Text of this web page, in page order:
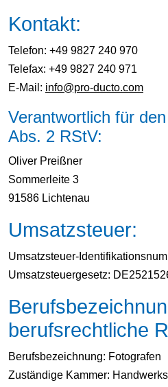
Kontakt:
Telefon: +49 9827 240 970
Telefax: +49 9827 240 971
E-Mail: info@pro-ducto.com
Verantwortlich für
Abs. 2 RStV:
Oliver Preißner
Sommerleite 3
91586 Lichtenau
Umsatzsteuer:
Umsatzsteuer-
Umsatzsteuergesetz:
berufsrechtliche
Berufsbezeichnung: Fotografen
Zuständige Kammer: